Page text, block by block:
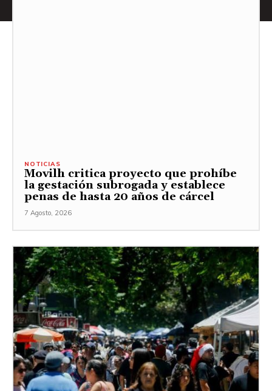
NOTICIAS
Movilh critica proyecto que prohíbe
la gestación subrogada y establece
penas de hasta 20 años de cárcel
7 Agosto, 2026